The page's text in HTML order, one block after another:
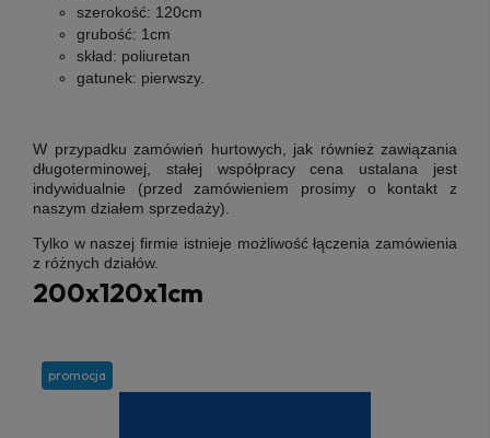
szerokość: 120cm
grubość: 1cm
skład: poliuretan
gatunek: pierwszy.
W przypadku zamówień hurtowych, jak również zawiązania
długoterminowej, stałej współpracy cena ustalana jest
indywidualnie (przed zamówieniem prosimy o kontakt z
naszym działem sprzedaży).
Tylko w naszej firmie istnieje możliwość łączenia zamówienia
z różnych działów.
200x120x1cm
promocja